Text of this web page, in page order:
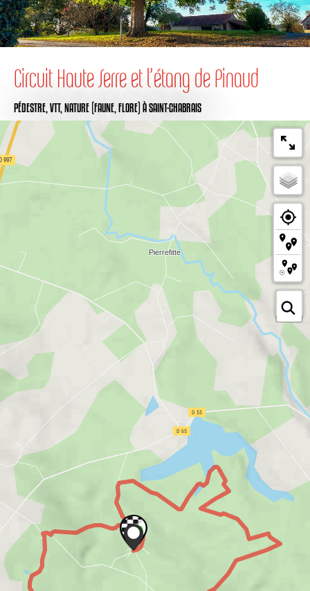
Circuit Haute Serre et l’étang de Pinaud
PÉDESTRE,VTT,NATURE (FAUNE, FLORE) À SAINT-CHABRAIS